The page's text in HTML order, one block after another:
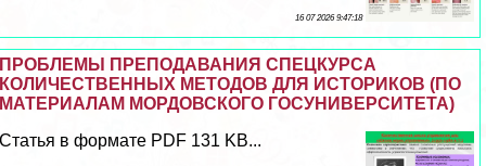
16 07 2026 9:47:18
ПРОБЛЕМЫ ПРЕПОДАВАНИЯ СПЕЦКУРСА
КОЛИЧЕСТВЕННЫХ МЕТОДОВ ДЛЯ ИСТОРИКОВ (ПО
МАТЕРИАЛАМ МОРДОВСКОГО ГОСУНИВЕРСИТЕТА)
Статья в формате PDF 131 KB...